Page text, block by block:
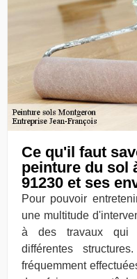
Ce qu'il faut
peinture du sol
91230 et ses
Pour pouvoir
une multitude
à des travaux qui
différentes
fréquemment